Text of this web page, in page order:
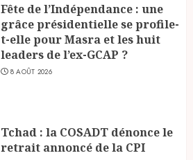
Fête de l’Indépendance : une
grâce présidentielle se profile-
t-elle pour Masra et les huit
leaders de l’ex-GCAP ?
8 AOÛT 2026
Tchad : la COSADT dénonce le
retrait annoncé de la CPI